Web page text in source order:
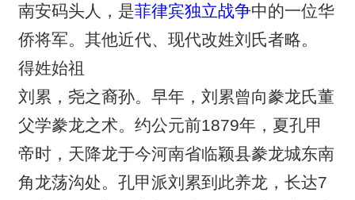
南安码头人，是菲律宾独立战争中的一位华
侨将军。其他近代、现代改姓刘氏者略。
得姓始祖
刘累，尧之裔孙。早年，刘累曾向豢龙氏董
父学豢龙之术。约公元前1879年，夏孔甲
帝时，天降龙于今河南省临颖县豢龙城东南
角龙荡沟处。孔甲派刘累到此养龙，长达7